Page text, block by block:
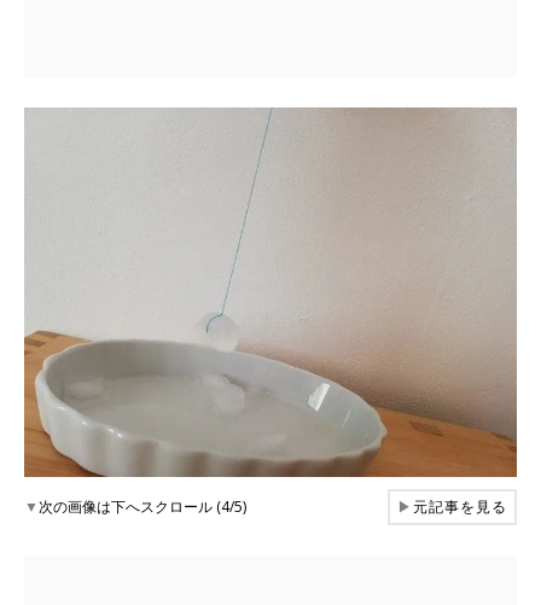
▼次の画像は下へスクロール (4/5) ▶元記事を見る